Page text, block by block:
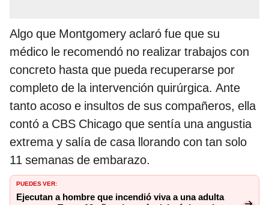
Algo que Montgomery aclaró fue que su
médico le recomendó no realizar trabajos con
concreto hasta que pueda recuperarse por
completo de la intervención quirúrgica. Ante
tanto acoso e insultos de sus compañeros, ella
contó a CBS Chicago que sentía una angustia
extrema y salía de casa llorando con tan solo
11 semanas de embarazo.
PUEDES VER:
Ejecutan a hombre que incendió viva a una adulta